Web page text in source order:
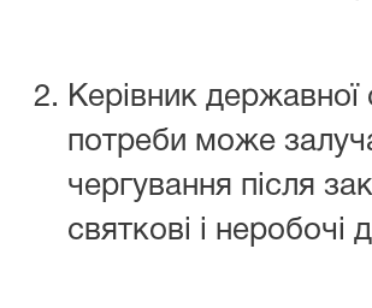
Керівник
потреби може
чергування після
святкові і неробочі